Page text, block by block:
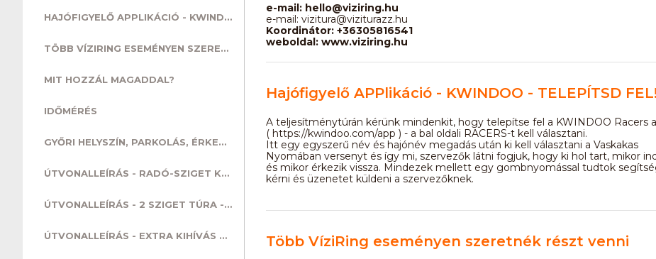
HAJÓFIGYELŐ APPLIKÁCIÓ - KWINDOO - TELEPÍTSD FEL!!
TÖBB VÍZIRING ESEMÉNYEN SZERETNÉK RÉSZT VENNI
MIT HOZZÁL MAGADDAL?
IDŐMÉRÉS
GYŐRI HELYSZÍN, PARKOLÁS, ÉRKEZÉS, MEGKÖZELÍTÉS
ÚTVONALLEÍRÁS - RADÓ-SZIGET KERÜLÉS - 2 KM
ÚTVONALLEÍRÁS - 2 SZIGET TÚRA - GYAKORLOTTAKNAK - 15 KM
ÚTVONALLEÍRÁS - EXTRA KIHÍVÁS A MOSONIN - GYŐR - DUNASZEG - GYŐR. 34 KM
e-mail: hello@viziring.hu
e-mail: vizitura@viziturazz.hu
Koordinátor: +36305816541
weboldal: www.viziring.hu
Hajófigyelő APPlikáció - KWINDOO - TELEPÍTSD
A teljesítménytúrán kérünk mindenkit, hogy telepítse fel a KWINDOO Racers
( https://kwindoo.com/app ) - a bal oldali RACERS-t kell választani.
Itt egy egyszerű név és hajónév megadás után ki kell választani a Vaskakas
Nyomában versenyt és így mi, szervezők látni fogjuk, hogy ki hol tart, mikor
és mikor érkezik vissza. Mindezek mellett egy gombnyomással tudtok
kérni és üzenetet küldeni a szervezőknek.
Több VíziRing eseményen szeretnék részt venni